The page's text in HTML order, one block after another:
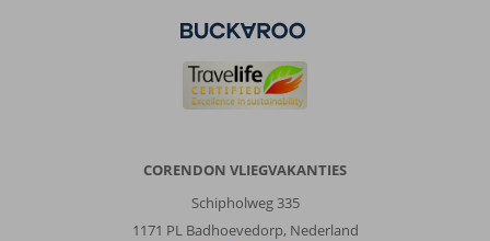
CORENDON VLIEGVAKANTIES
Schipholweg 335
1171 PL Badhoevedorp, Nederland